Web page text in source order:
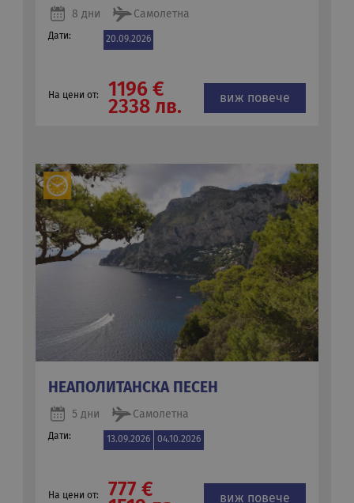
8 дни Самолетна
Дати: 20.09.2026
На цени от:
1196 €
2338 лв.
виж повече
НЕАПОЛИТАНСКА ПЕСЕН
5 дни Самолетна
Дати: 13.09.2026 04.10.2026
На цени от:
777 €
виж повече